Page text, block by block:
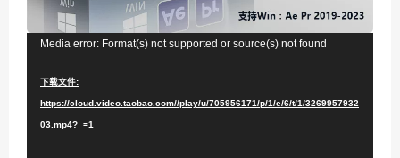
Media error: Format(s) not supported or source(s) not found
下载文件:
https://cloud.video.taobao.com//play/u/705956171/p/1/e/6/t/1/3269957932
03.mp4?_=1